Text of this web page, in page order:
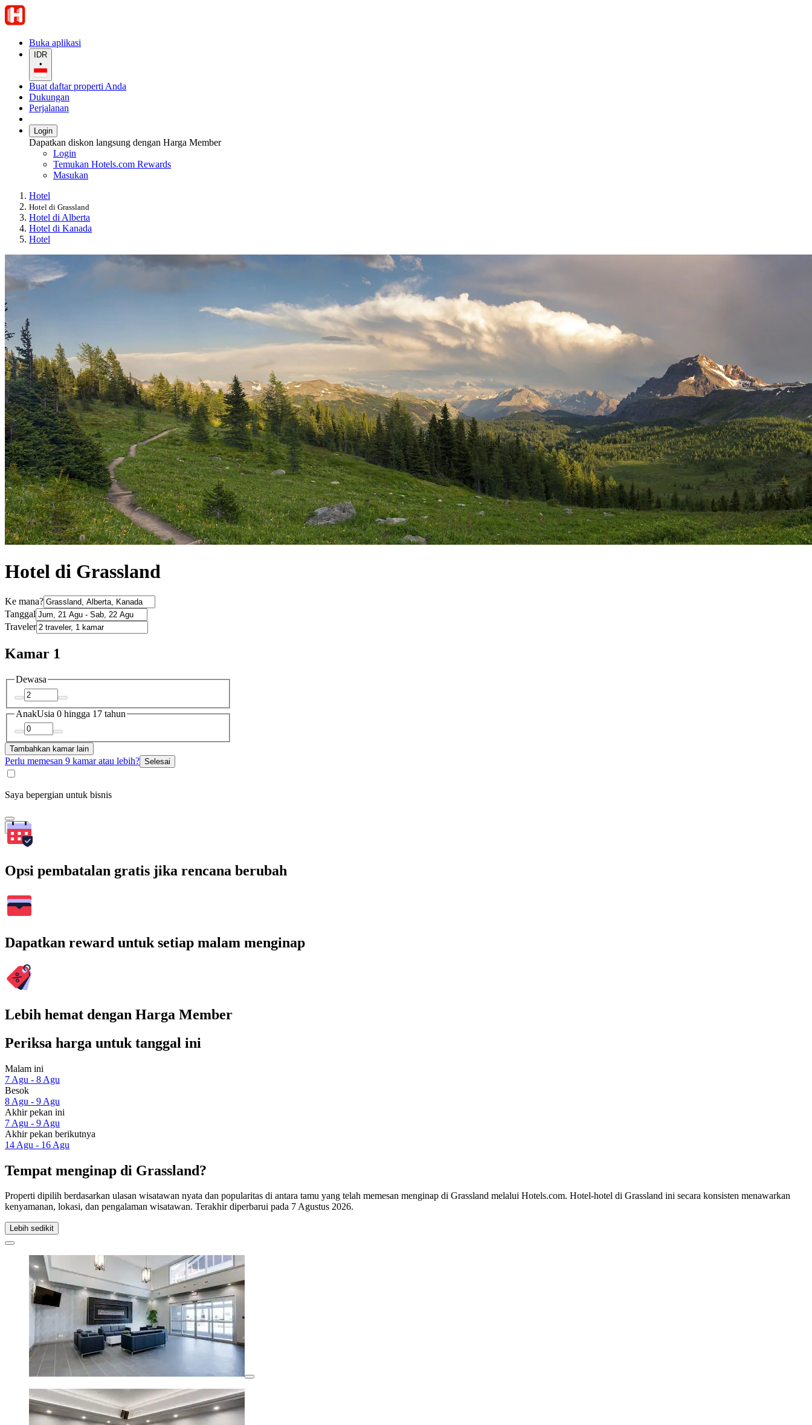
Buka aplikasi
IDR
•
Buat daftar properti Anda
Dukungan
Perjalanan
Login
Dapatkan diskon langsung dengan Harga Member
Login
Temukan Hotels.com Rewards
Masukan
Hotel
Hotel di Grassland
Hotel di Alberta
Hotel di Kanada
Hotel
Hotel di Grassland
Ke mana?
Tanggal
Traveler
Kamar 1
Dewasa
AnakUsia 0 hingga 17 tahun
Tambahkan kamar lain
Perlu memesan 9 kamar atau lebih? Selesai
Saya bepergian untuk bisnis
Cari
Opsi pembatalan gratis jika rencana berubah
Dapatkan reward untuk setiap malam menginap
Lebih hemat dengan Harga Member
Periksa harga untuk tanggal ini
Malam ini
7 Agu - 8 Agu
Besok
8 Agu - 9 Agu
Akhir pekan ini
7 Agu - 9 Agu
Akhir pekan berikutnya
14 Agu - 16 Agu
Tempat menginap di Grassland?
Properti dipilih berdasarkan ulasan wisatawan nyata dan popularitas di antara tamu yang telah memesan menginap di Grassland melalui Hotels.com. Hotel-hotel di Grassland ini secara konsisten menawarkan
kenyamanan, lokasi, dan pengalaman wisatawan. Terakhir diperbarui pada 7 Agustus 2026.
Lebih sedikit